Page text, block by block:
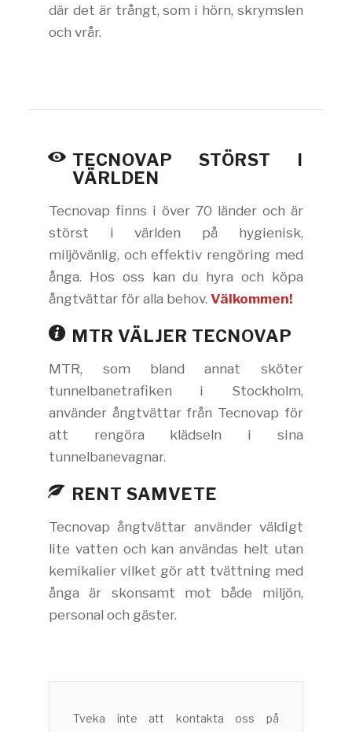
där det är trångt, som i hörn, skrymslen
och vrår.
TECNOVAP STÖRST I
VÄRLDEN
Tecnovap finns i över 70 länder och är
störst i världen på hygienisk,
miljövänlig, och effektiv rengöring med
ånga. Hos oss kan du hyra och köpa
ångtvättar för alla behov.Välkommen!
MTR VÄLJER TECNOVAP
MTR, som bland annat sköter
tunnelbanetrafiken i Stockholm,
använder ångtvättar från Tecnovap för
att rengöra klädseln i sina
tunnelbanevagnar.
RENT SAMVETE
Tecnovap ångtvättar använder väldigt
lite vatten och kan användas helt utan
kemikalier vilket gör att tvättning med
ånga är skonsamt mot både miljön,
personal och gäster.
Tveka inte att kontakta oss på